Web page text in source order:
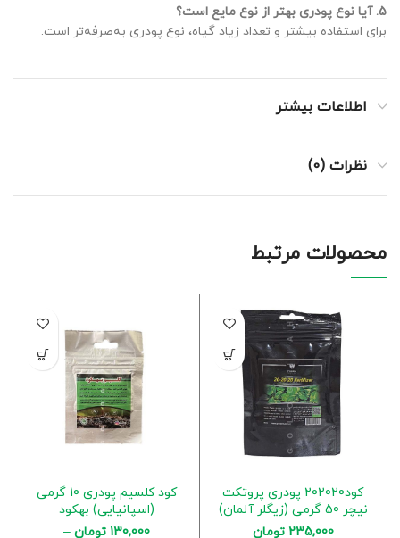
5. آیا نوع پودری بهتر از نوع مایع است؟
برای استفاده بیشتر و تعداد زیاد گیاه، نوع پودری به‌صرفه‌تر است.
اطلاعات بیشتر
نظرات (0)
محصولات مرتبط
کود202020 پودری پروتکت
نیچر 50 گرمی (زیگلر آلمان)
235,000 تومان
کود کلسیم پودری 10 گرمی
(اسپانیایی) بهکود
130,000 تومان –